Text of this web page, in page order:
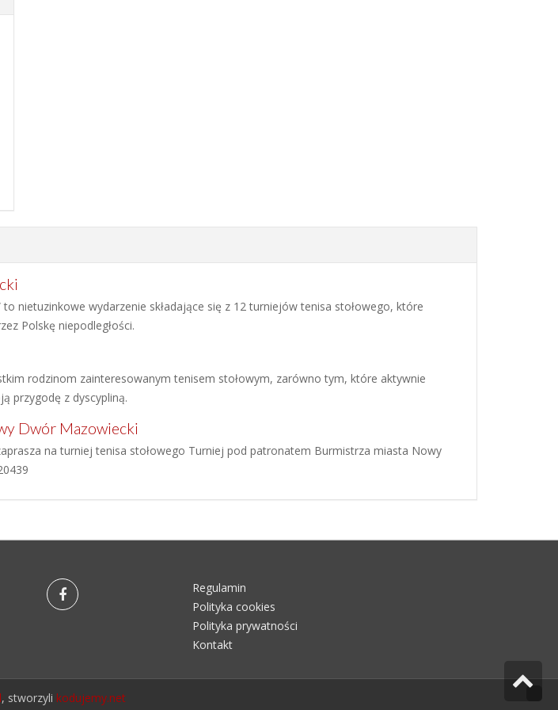
to nietuzinkowe wydarzenie składające się z 12 turniejów tenisa stołowego, które
Polskę niepodległości.
rodzinom zainteresowanym tenisem stołowym, zarówno tym, które aktywnie
przygodę z dyscypliną.
Dwór Mazowiecki
na turniej tenisa stołowego Turniej pod patronatem Burmistrza miasta Nowy
Regulamin
Polityka cookies
Polityka prywatności
Kontakt
, stworzyli kodujemy.net